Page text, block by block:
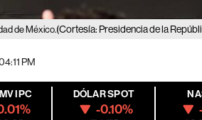
de México.(Cortesía: Presidencia de la
PM
IPC DÓLAR SPOT
-0.10%